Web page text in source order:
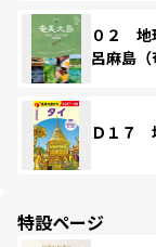
０２
呂麻島
Ｄ１７
特設ページ